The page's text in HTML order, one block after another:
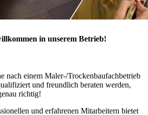
in unserem Betrieb!
nach einem Maler-/Trockenbaufachbetrieb
und freundlich beraten werden,
richtig!
und erfahrenen Mitarbeitern bietet